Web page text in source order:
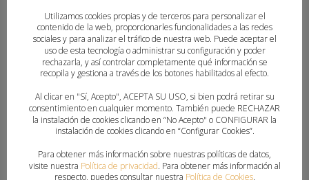
NACIONAL
MIÉRCOLES, 15 ENERO 2025 PORPAU SAIZ
CUATRO JUGADORES SE CONCENTRARÁN DEL 10 AL 17 DE
PUBLICADO EN CLUBES,FEDERACION, SELECCIONES NACIONALES
NEVADA ,CONVOCATORIAS NACIONALES, DANIEL BERNA,SAUL PEINADO
Utilizamos cookies propias y de terceros para personalizar el
contenido de la web, proporcionarles funcionalidades a las redes
sociales y para analizar el tráfico de nuestra web. Puede aceptar el
uso de esta tecnología o administrar su configuración y poder
rechazarla, y así controlar completamente qué información se
recopila y gestiona a través de los botones habilitados al efecto.
Al clicar en "Sí, Acepto", ACEPTA SU USO, si bien podrá retirar su
consentimiento en cualquier momento. También puede RECHAZAR
la instalación de cookies clicando en “No Acepto" o CONFIGURAR la
instalación de cookies clicando en “Configurar Cookies”.
Para obtener más información sobre nuestras políticas de datos,
visite nuestra Política de privacidad. Para obtener más información al
respecto, puedes consultar nuestra Política de Cookies.